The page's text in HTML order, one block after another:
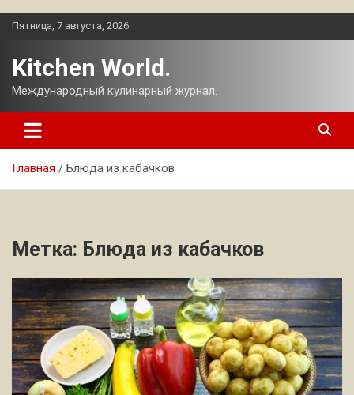
Перейти
Пятница, 7 августа, 2026
Kitchen World.
Международный кулинарный журнал.
Главная Блюда из кабачков
Метка: Блюда из кабачков